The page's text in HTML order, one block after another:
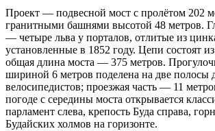
Проект — подвесной мост с пролётом 202
гранитными башнями высотой 48 метров.
— четыре льва у порталов, отлитые из
установленные в 1852 году. Цепи состоят
общая длина моста — 375 метров.
шириной 6 метров поделена на две полосы
велосипедистов; проезжая часть — 11
погоде с середины моста открывается
парламент слева, крепость Буда справа,
Будайских холмов на горизонте.